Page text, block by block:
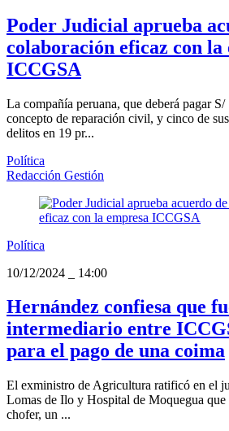
Poder Judicial aprueba
colaboración eficaz con la
ICCGSA
La compañía peruana, que deberá pagar
concepto de reparación civil, y cinco de
delitos en 19 pr...
Política
Redacción Gestión
Política
10/12/2024
14:00
Hernández confiesa que
intermediario entre
para el pago de una coima
El exministro de Agricultura ratificó en el
Lomas de Ilo y Hospital de Moquegua que
chofer, un ...